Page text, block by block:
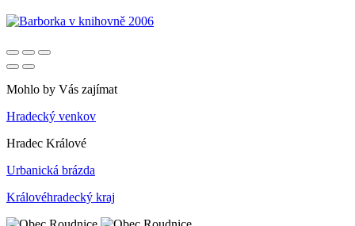
Mohlo by Vás zajímat
Hradecký venkov
Hradec Králové
Urbanická brázda
Královéhradecký kraj